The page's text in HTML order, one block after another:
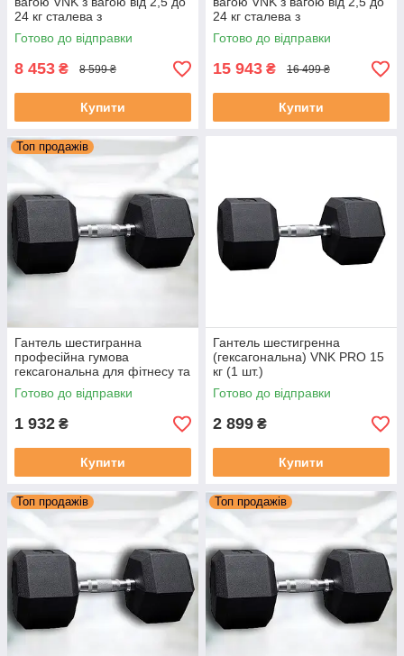
24 кг сталева з
прогумованою ручкою і
підставкою 1 шт
Готово до відправки
8 453 ₴ 8 599 ₴
Купити
24 кг сталева з
прогумованою ручкою і
підставкою 2 шт
Готово до відправки
15 943 ₴ 16 499 ₴
Купити
Топ продажів
Гантель шестигранна
професійна гумова
гексагональна для фітнесу та
силових тренувань VNK PRO
10 кг (1 шт.)
Готово до відправки
1 932 ₴
Купити
Гантель шестигренна
(гексагональна) VNK PRO 15
кг (1 шт.)
Готово до відправки
2 899 ₴
Купити
Топ продажів Топ продажів